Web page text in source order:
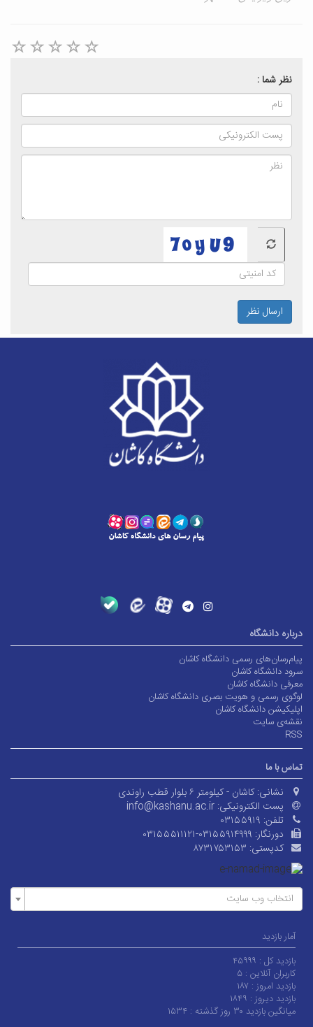
نظر شما :
ارسال نظر
درباره دانشگاه
پیام‌رسان‌های رسمی دانشگاه کاشان
سرود دانشگاه کاشان
معرفی دانشگاه کاشان
لوگوی رسمی و هویت بصری دانشگاه کاشان
اپلیکیشن دانشگاه کاشان
نقشه‌ی سایت
RSS
تماس با ما
نشانی: کاشان - کیلومتر ۶ بلوار قطب راوندی
پست الکترونیکی: info@kashanu.ac.ir
تلفن: ۰۳۱۵۵۹۱۹
دورنگار: ۰۳۱۵۵۵۱۱۱۲۱-۰۳۱۵۵۹۱۴۹۹۹
کدپستی: ۸۷۳۱۷۵۳۱۵۳
انتخاب وب سایت
آمار بازدید
بازدید کل : ۴۵۹۹۹
کاربران آنلاین : ۵
بازدید امروز : ۱۸۷
بازدید دیروز : ۱۸۴۹
میانگین بازدید ۳۰ روز گذشته :
۱۵۳۴